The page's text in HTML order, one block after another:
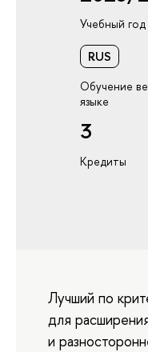
Учебный год
RUS
Обучение
языке
3
Кредиты
Лучший по
для
и